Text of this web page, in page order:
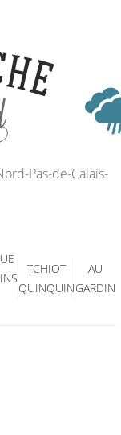
Pas-de-Calais-
TCHIOT
QUINQUIN
AU
GARDIN